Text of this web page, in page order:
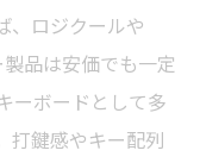
イスタイル別
けキーボード
、ロジクールや
製品は安価でも一定
ーボードとして多
打鍵感やキー配列